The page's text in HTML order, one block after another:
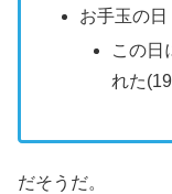
お手玉の日
この日
れた
だそうだ。